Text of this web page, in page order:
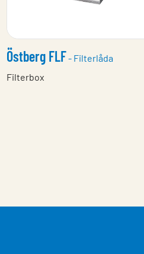
Östberg FLF- Filterlåda
Filterbox